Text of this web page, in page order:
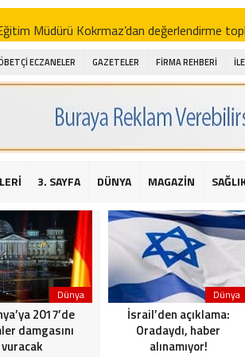
Müdürü Kokrmaz’dan değerlendirme
Alibeyoğlu, Aile Destek Merkezini
ıhlamur piyasalarda
şehitleri için bayraklı kayak gösterileri
için yardım kermesi
2016 yılı değerlendirmesi
Sarıyer Çayırbaşı Cezayirli Hasan Paşa
Bahçeli’den Reina’ya düzenlenen terör
ECZANELER GAZETELER FİRMA REHBERİ
3. SAYFA DÜNYA MAGAZİN
Dünya
2017’de
damgasını
vuracak
Dünya
İsrail’den açıklama:
Oradaydı, haber
alınamıyor!